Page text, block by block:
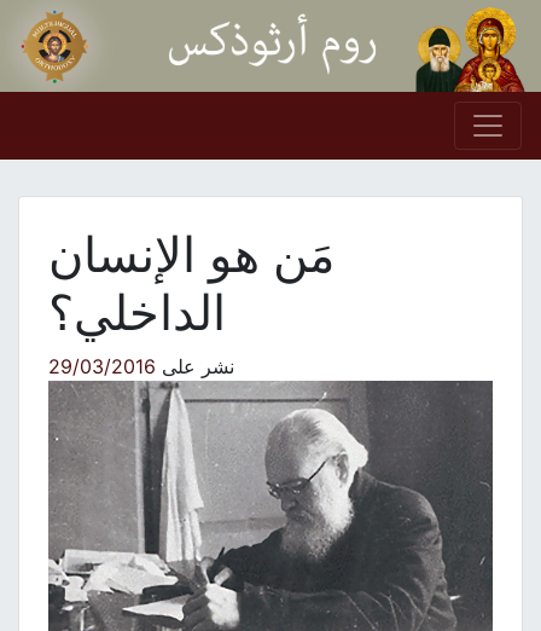
Skip to content
Main Navigation
مَن هو الإنسان
الداخلي؟
نشر على29/03/2016